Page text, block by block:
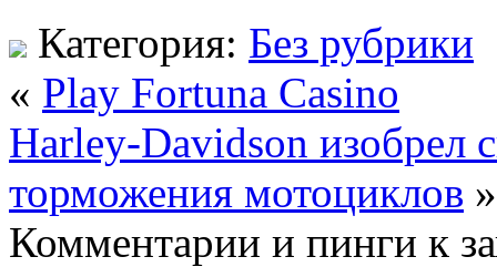
Категория: Без рубрики
« Play Fortuna Casino
Harley-Davidson изобрел
торможения мотоциклов »
Комментарии и пинги к